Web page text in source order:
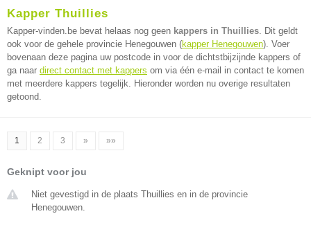
Kapper Thuillies
Kapper-vinden.be bevat helaas nog geen kappers in Thuillies. Dit geldt
ook voor de gehele provincie Henegouwen (kapper Henegouwen). Voer
bovenaan deze pagina uw postcode in voor de dichtstbijzijnde kappers of
ga naar direct contact met kappers om via één e-mail in contact te komen
met meerdere kappers tegelijk. Hieronder worden nu overige resultaten
getoond.
1 2 3 » »»
Geknipt voor jou
Niet gevestigd in de plaats Thuillies en in de provincie
Henegouwen.